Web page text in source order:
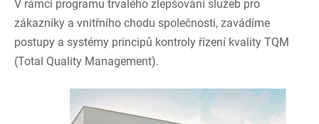
V rámci programu trvalého zlepšování služeb pro
zákazníky a vnitřního chodu společnosti, zavádíme
postupy a systémy principů kontroly řízení kvality TQM
(Total Quality Management).